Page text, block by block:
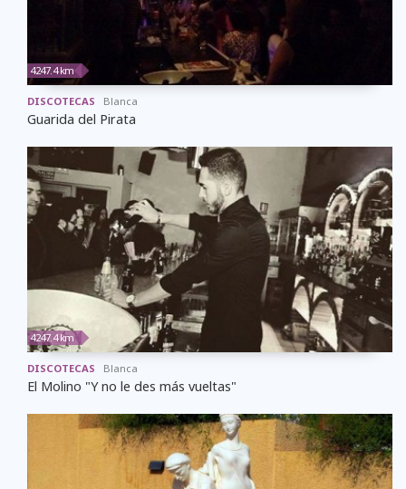
4247.4 km
DISCOTECAS Blanca
Guarida del Pirata
4247.4 km
DISCOTECAS Blanca
El Molino "Y no le des más vueltas"